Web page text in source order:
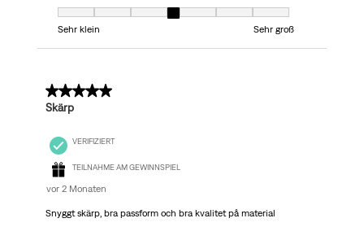
Passform, 4 von 7, wobei 1 gleich Sehr klein ist und 7 gleich Sehr groß
Sehr klein
Sehr groß
5 von 5 Sternen.
Skärp
VERIFIZIERT
TEILNAHME AM GEWINNSPIEL
vor 2 Monaten
Snyggt skärp, bra passform och bra kvalitet på material